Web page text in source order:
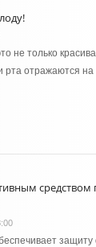
не только
отражаются на
средством
защиту